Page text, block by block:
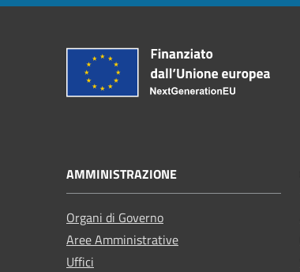
AMMINISTRAZIONE
Organi di Governo
Aree Amministrative
Uffici